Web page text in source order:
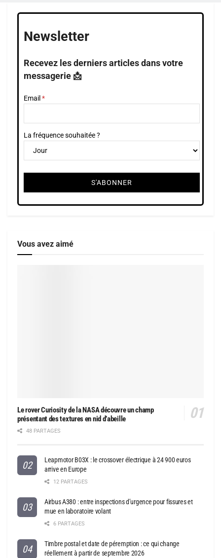
Newsletter
Recevez les derniers articles dans votre
messagerie 📩
Email
La fréquence souhaitée ?
Vous avez aimé
Le rover Curiosity de la NASA découvre un champ
présentant des textures en nid d’abeille
48 PARTAGES
Leapmotor B03X : le crossover électrique à 24 900 euros
arrive en Europe
12 PARTAGES
Airbus A380 : entre inspections d’urgence pour fissures et
mue en laboratoire volant
6 PARTAGES
Timbre postal et date de péremption : ce qui change
réellement à partir de septembre 2026